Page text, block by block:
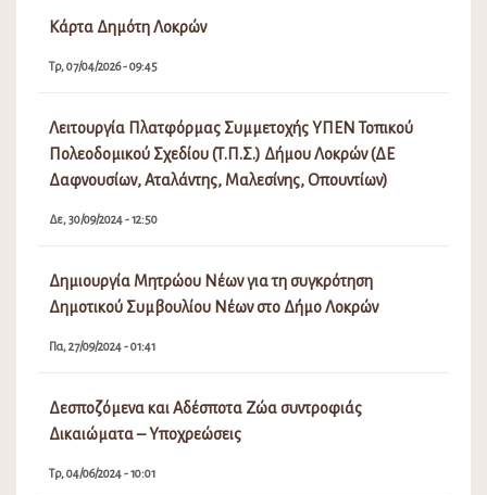
Κάρτα Δημότη Λοκρών
Τρ, 07/04/2026 - 09:45
Λειτουργία Πλατφόρμας Συμμετοχής ΥΠΕΝ Τοπικού
Πολεοδομικού Σχεδίου (Τ.Π.Σ.) Δήμου Λοκρών (ΔΕ
Δαφνουσίων, Αταλάντης, Μαλεσίνης, Οπουντίων)
Δε, 30/09/2024 - 12:50
Δημιουργία Μητρώου Νέων για τη συγκρότηση
Δημοτικού Συμβουλίου Νέων στο Δήμο Λοκρών
Πα, 27/09/2024 - 01:41
Δεσποζόμενα και Αδέσποτα Ζώα συντροφιάς
Δικαιώματα – Υποχρεώσεις
Τρ, 04/06/2024 - 10:01